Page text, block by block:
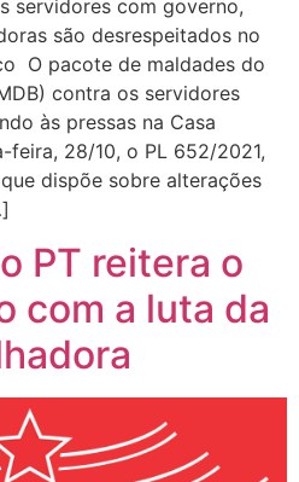
servidores com governo,
são desrespeitados no
O pacote de maldades do
contra os servidores
às pressas na Casa
feira, 28/10, o PL 652/2021,
dispõe sobre alterações
PT reitera o
com a luta da